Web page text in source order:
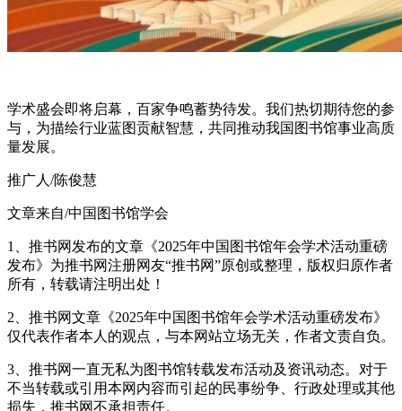
学术盛会即将启幕，百家争鸣蓄势待发。我们热切期待您的参
与，为描绘行业蓝图贡献智慧，共同推动我国图书馆事业高质
量发展。
推广人/陈俊慧
文章来自/中国图书馆学会
1、推书网发布的文章《2025年中国图书馆年会学术活动重磅
发布》为推书网注册网友“推书网”原创或整理，版权归原作者
所有，转载请注明出处！
2、推书网文章《2025年中国图书馆年会学术活动重磅发布》
仅代表作者本人的观点，与本网站立场无关，作者文责自负。
3、推书网一直无私为图书馆转载发布活动及资讯动态。对于
不当转载或引用本网内容而引起的民事纷争、行政处理或其他
损失，推书网不承担责任。